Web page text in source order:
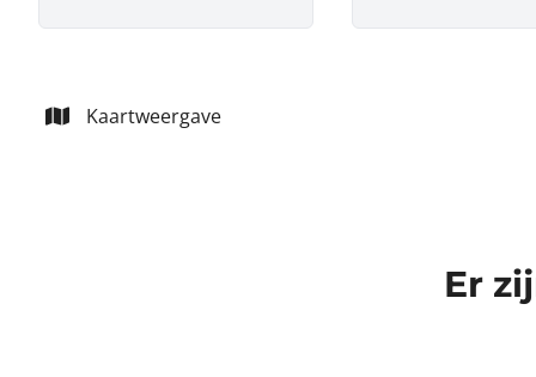
Kaartweergave
Er